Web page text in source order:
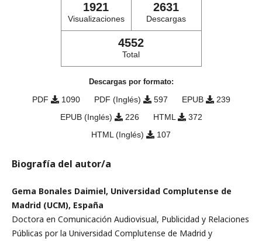
1921
Visualizaciones
2631
Descargas
4552
Total
Descargas por formato:
PDF 1090 PDF (Inglés) 597 EPUB
239
EPUB (Inglés)
226 HTML
372
HTML (Inglés)
107
Biografía del autor/a
Gema Bonales Daimiel, Universidad Complutense de
Madrid (UCM), España
Doctora en Comunicación Audiovisual, Publicidad y Relaciones
Públicas por la Universidad Complutense de Madrid y